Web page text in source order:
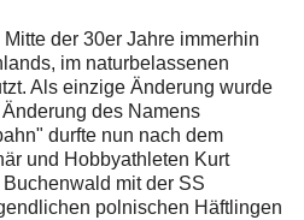
der 30er Jahre immerhin
im naturbelassenen
Als einzige Änderung wurde
des Namens
durfte nun nach dem
und Hobbyathleten Kurt
mit der SS
polnischen Häftlingen